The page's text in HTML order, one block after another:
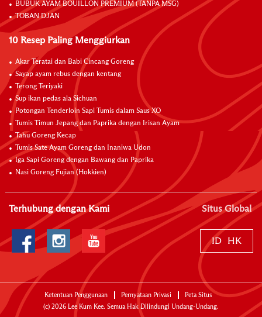
BUBUK AYAM BOUILLON PREMIUM (TANPA MSG)
TOBAN DJAN
10 Resep Paling Menggiurkan
Akar Teratai dan Babi Cincang Goreng
Sayap ayam rebus dengan kentang
Terong Teriyaki
Sup ikan pedas ala Sichuan
Potongan Tenderloin Sapi Tumis dalam Saus XO
Tumis Timun Jepang dan Paprika dengan Irisan Ayam
Tahu Goreng Kecap
Tumis Sate Ayam Goreng dan Inaniwa Udon
Iga Sapi Goreng dengan Bawang dan Paprika
Nasi Goreng Fujian (Hokkien)
Terhubung dengan Kami Situs Global
ID HK
Ketentuan Penggunaan Pernyataan Privasi
Peta Situs
(c) 2026 Lee Kum Kee. Semua Hak Dilindungi Undang-Undang.